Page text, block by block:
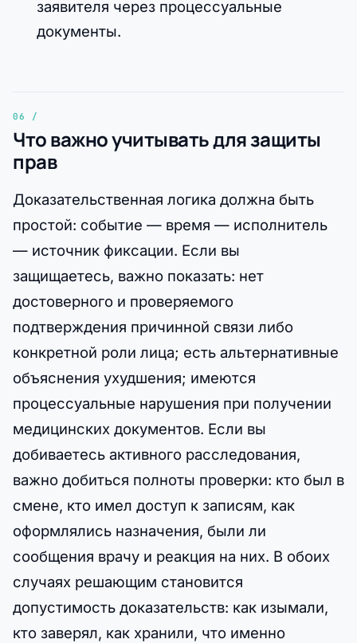
заявителя через процессуальные
документы.
Что важно учитывать для защиты
прав
Доказательственная логика должна быть
простой: событие — время — исполнитель
— источник фиксации. Если вы
защищаетесь, важно показать: нет
достоверного и проверяемого
подтверждения причинной связи либо
конкретной роли лица; есть альтернативные
объяснения ухудшения; имеются
процессуальные нарушения при получении
медицинских документов. Если вы
добиваетесь активного расследования,
важно добиться полноты проверки: кто был в
смене, кто имел доступ к записям, как
оформлялись назначения, были ли
сообщения врачу и реакция на них. В обоих
случаях решающим становится
допустимость доказательств: как изымали,
кто заверял, как хранили, что именно